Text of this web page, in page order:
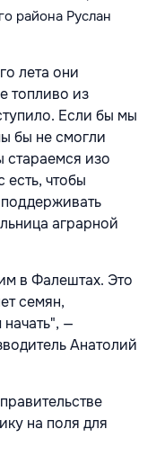
района Руслан
лета они
топливо из
Если бы мы
бы не смогли
стараемся изо
есть, чтобы
аграрной
в Фалештах. Это
семян,
—
Анатолий
на поля для